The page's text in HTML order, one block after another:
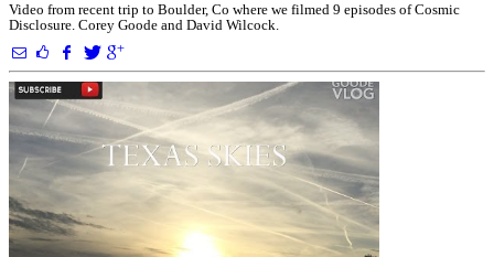
Video from recent trip to Boulder, Co where we filmed 9 episodes of Cosmic
Disclosure. Corey Goode and David Wilcock.